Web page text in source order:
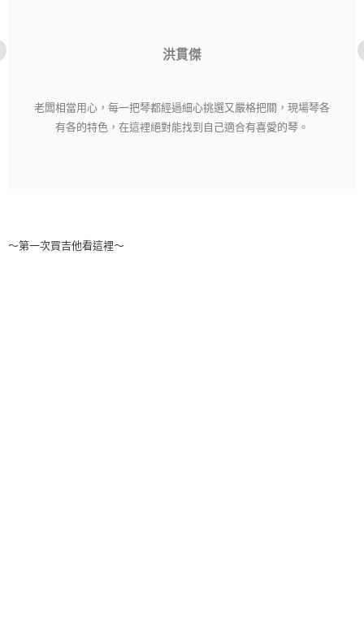
洪貫傑
老闆相當用心，每一把琴都經過細心挑選又嚴格把關，現場琴各
有各的特色，在這裡絕對能找到自己適合有喜愛的琴。
～第一次買吉他看這裡～